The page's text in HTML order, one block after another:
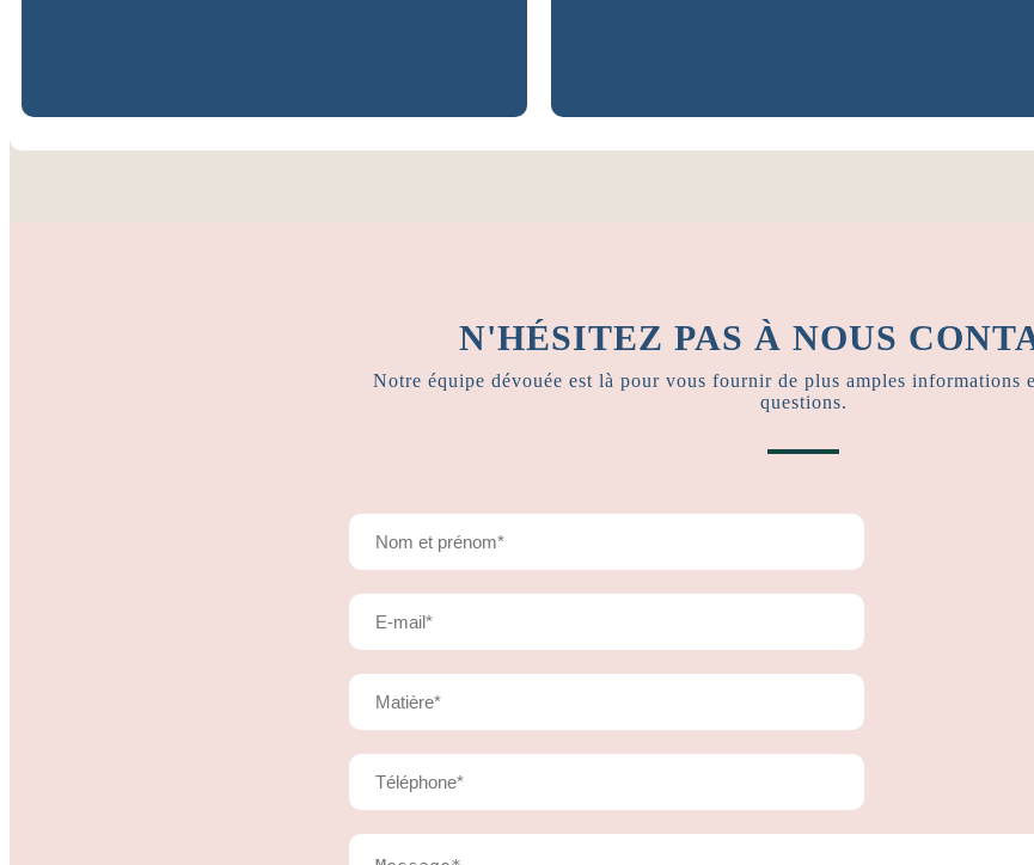
N'HÉSITEZ PAS À NOUS
Notre équipe dévouée est là pour vous fournir de plus amples informations
questions.